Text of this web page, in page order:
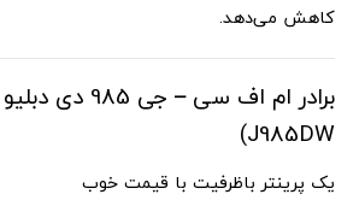
کاهش می‌دهد.
J985DW)
یک پرینتر باظرفیت با قیمت خوب